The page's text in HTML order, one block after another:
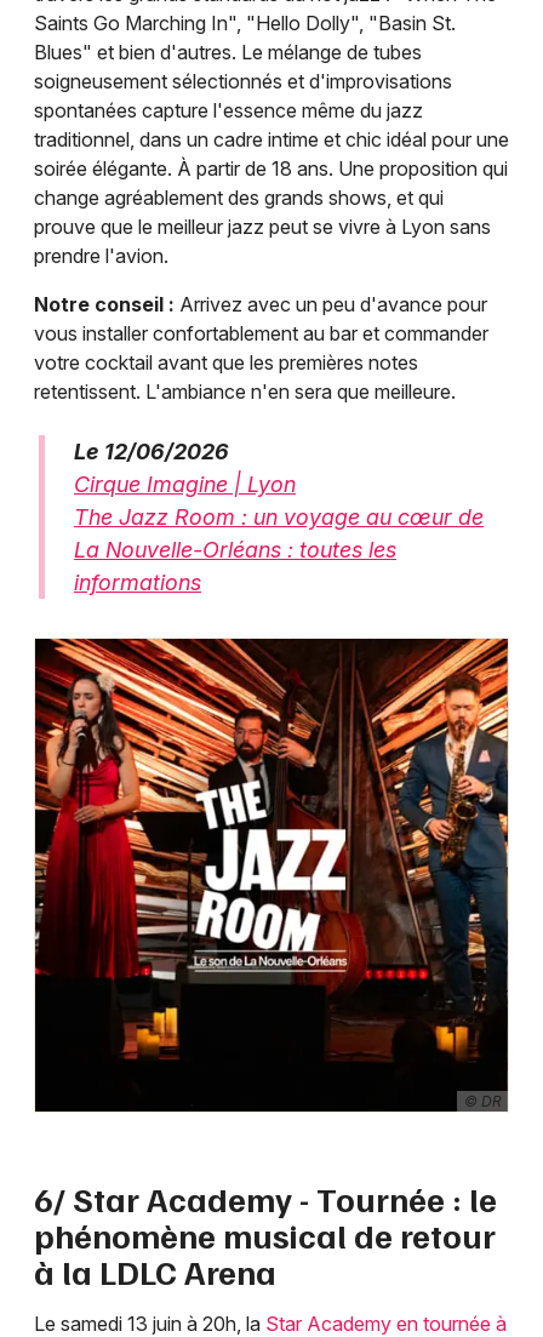
Saints Go Marching In", "Hello Dolly", "Basin St.
Blues" et bien d'autres. Le mélange de tubes
soigneusement sélectionnés et d'improvisations
spontanées capture l'essence même du jazz
traditionnel, dans un cadre intime et chic idéal pour une
soirée élégante. À partir de 18 ans. Une proposition qui
change agréablement des grands shows, et qui
prouve que le meilleur jazz peut se vivre à Lyon sans
prendre l'avion.
Notre conseil : Arrivez avec un peu d'avance pour
vous installer confortablement au bar et commander
votre cocktail avant que les premières notes
retentissent. L'ambiance n'en sera que meilleure.
Le 12/06/2026
Cirque Imagine | Lyon
The Jazz Room : un voyage au cœur de
La Nouvelle-Orléans : toutes les
informations
© DR
6/ Star Academy - Tournée : le
phénomène musical de retour
à la LDLC Arena
Le samedi 13 juin à 20h, la Star Academy en tournée à